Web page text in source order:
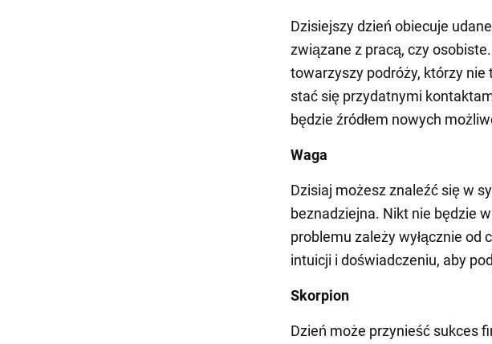
Dzisiejszy dzień obiecuje
związane z pracą, czy
towarzyszy podróży, którzy
stać się przydatnymi
będzie źródłem nowych
Waga
Dzisiaj możesz znaleźć się w
beznadziejna. Nikt nie będzie
problemu zależy wyłącznie od
intuicji i doświadczeniu, aby
Skorpion
Dzień może przynieść sukces